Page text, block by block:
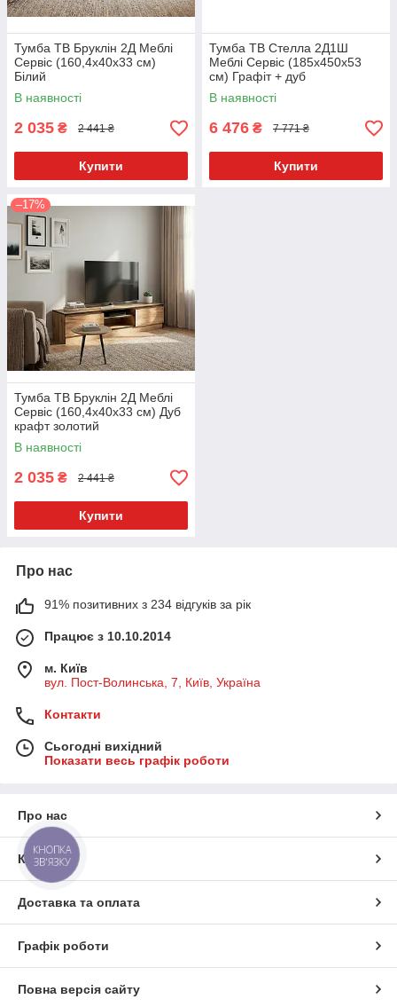
Тумба ТВ Бруклін 2Д Меблі
Сервіс (160,4х40х33 см)
Білий
В наявності
2 035 ₴ 2 441 ₴
Купити
Тумба ТВ Стелла 2Д1Ш
Меблі Сервіс (185х450х53
см) Графіт + дуб
В наявності
6 476 ₴ 7 771 ₴
Купити
–17%
Тумба ТВ Бруклін 2Д Меблі
Сервіс (160,4х40х33 см) Дуб
крафт золотий
В наявності
2 035 ₴ 2 441 ₴
Купити
Про нас
91% позитивних з 234 відгуків за рік
Працює з 10.10.2014
м. Київ
вул. Пост-Волинська, 7, Київ, Україна
Контакти
Сьогодні вихідний
Показати весь графік роботи
Про нас
Контакти
Доставка та оплата
Графік роботи
Повна версія сайту
КНОПКА
ЗВ'ЯЗКУ